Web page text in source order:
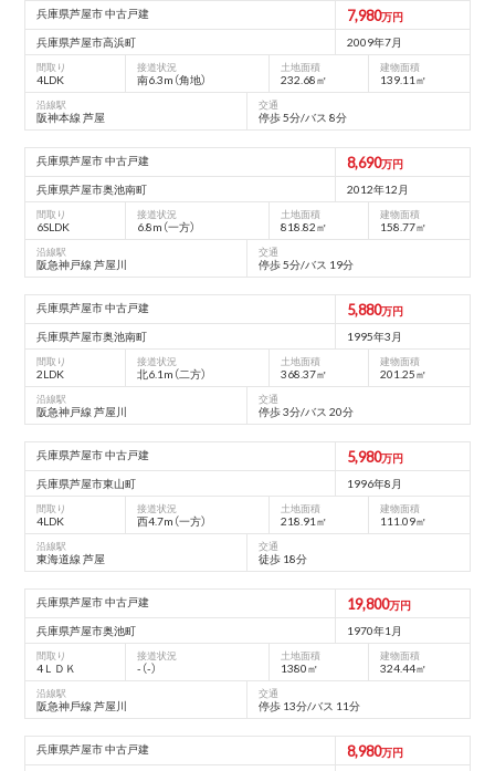
兵庫県芦屋市 中古戸建 7,980万円
兵庫県芦屋市高浜町
2009年7月
間取り
4LDK
接道状況
南6.3m（角地）
土地面積
232.68㎡
建物面積
139.11㎡
沿線駅
阪神本線 芦屋
交通
停歩 5分/バス 8分
兵庫県芦屋市 中古戸建 8,690万円
兵庫県芦屋市奥池南町
2012年12月
間取り
6SLDK
接道状況
6.8m（一方）
土地面積
818.82㎡
建物面積
158.77㎡
沿線駅
阪急神戸線 芦屋川
交通
停歩 5分/バス 19分
兵庫県芦屋市 中古戸建 5,880万円
兵庫県芦屋市奥池南町
1995年3月
間取り
2LDK
接道状況
北6.1m（二方）
土地面積
368.37㎡
建物面積
201.25㎡
沿線駅
阪急神戸線 芦屋川
交通
停歩 3分/バス 20分
兵庫県芦屋市 中古戸建 5,980万円
兵庫県芦屋市東山町
1996年8月
間取り
4LDK
接道状況
西4.7m（一方）
土地面積
218.91㎡
建物面積
111.09㎡
沿線駅
東海道線 芦屋
交通
徒歩 18分
兵庫県芦屋市 中古戸建 19,800万円
兵庫県芦屋市奥池町
1970年1月
間取り
4ＬＤＫ
接道状況
-（-）
土地面積
1380㎡
建物面積
324.44㎡
沿線駅
阪急神⼾線 芦屋川
交通
停歩 13分/バス 11分
兵庫県芦屋市 中古戸建 8,980万円